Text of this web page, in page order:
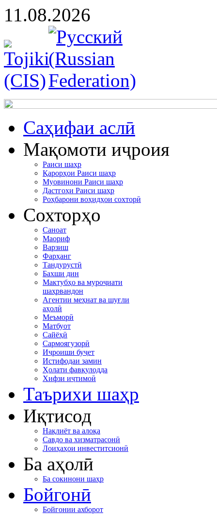
11.08.2026
Cаҳифаи аслӣ
Мақомоти иҷроия
Раиси шаҳр
Қарорҳои Раиси шаҳр
Муовинони Раиси шаҳр
Дастгоҳи Раиси шаҳр
Роҳбарони воҳидҳои сохторӣ
Сохторҳо
Саноат
Маориф
Варзиш
Фарҳанг
Тандурустӣ
Бахши дин
Мактубҳо ва муроҷиати
шаҳрвандон
Агентии меҳнат ва шуғли
аҳолӣ
Меъморӣ
Матбуот
Сайёҳӣ
Сармоягузорӣ
Иҷроиши буҷет
Истифодаи замин
Ҳолати фавқулодда
Хифзи иҷтимоӣ
Таърихи шаҳр
Иқтисод
Нақлиёт ва алоқа
Савдо ва хизматрасонӣ
Лоиҳаҳои инвеститсионӣ
Ба аҳолӣ
Ба сокинони шаҳр
Бойгонӣ
Бойгонии ахборот